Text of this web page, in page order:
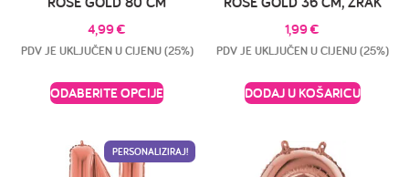
4,99€
PDV JE UKLJUČEN U CIJENU (25%)
ODABERITE OPCIJE
1,99€
PDV JE UKLJUČEN U CIJENU (25%)
DODAJ U KOŠARICU
PERSONALIZIRAJ!